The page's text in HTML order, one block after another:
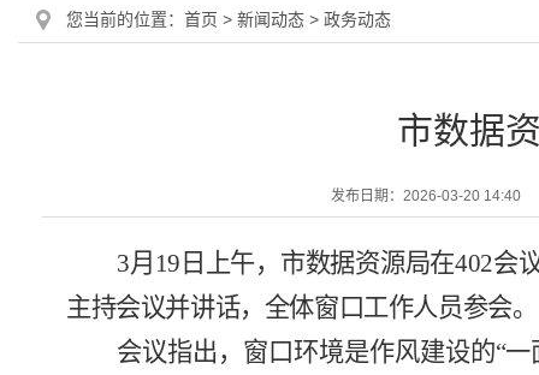
您当前的位置： 首页 > 新闻动态 > 政务动态
市数据
发布日期：2026-03-20 14:40
3月 19 日 上午，市数据资源局在402会
主持会议并讲话，全体窗口工作人员参会。
会议指出，窗口环境是作风建设的“一